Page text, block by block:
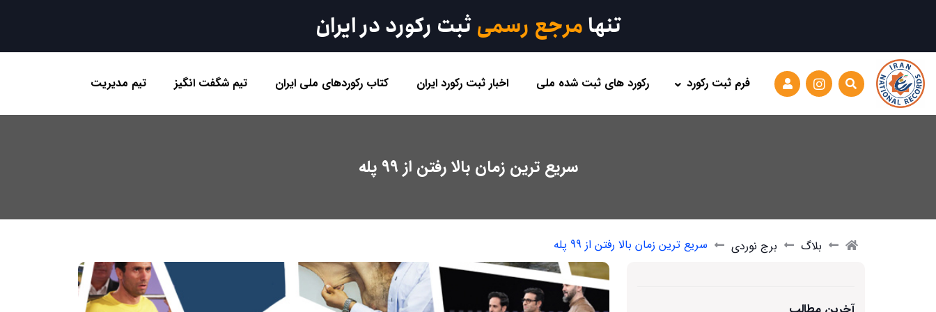
تنهامرجع رسمیثبت رکورد در ایران
فرم ثبت رکورد رکورد های ثبت شده ملی اخبار ثبت رکورد ایران کتاب رکوردهای ملی ایران تیم شگفت انگیز تیم مدیریت
سریع ترین زمان بالا رفتن از 99 پله
بلاگ برج نوردی سریع ترین زمان بالا رفتن از 99 پله